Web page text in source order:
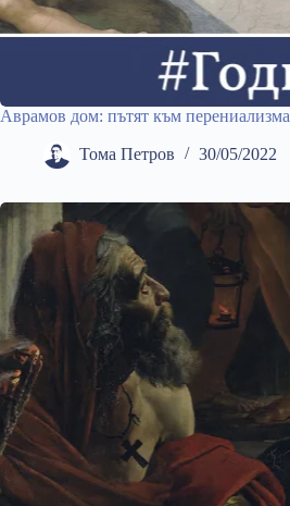
Аврамов дом: пътят към перениализма
Тома Петров 30/05/2022